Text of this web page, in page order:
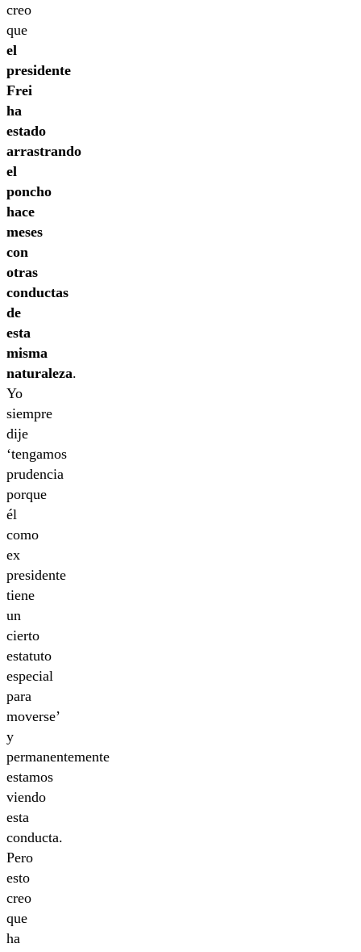
creo
que
el
presidente
Frei
ha
estado
arrastrando
el
poncho
hace
meses
con
otras
conductas
de
esta
misma
naturaleza.
Yo
siempre
dije
‘tengamos
prudencia
porque
él
como
ex
presidente
tiene
un
cierto
estatuto
especial
para
moverse’
y
permanentemente
estamos
viendo
esta
conducta.
Pero
esto
creo
que
ha